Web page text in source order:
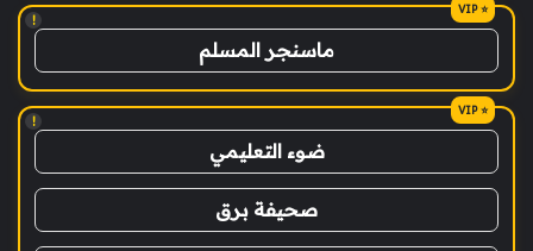
!
ماسنجر المسلم
!
ضوء التعليمي
صحيفة برق